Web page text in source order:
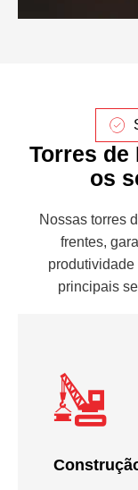
Torres de
os
Nossas torres
frentes,
principais